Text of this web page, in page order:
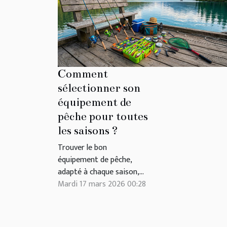
Comment
sélectionner son
équipement de
pêche pour toutes
les saisons ?
Trouver le bon
équipement de pêche,
adapté à chaque saison,
peut transformer
Mardi 17 mars 2026 00:28
les
travers